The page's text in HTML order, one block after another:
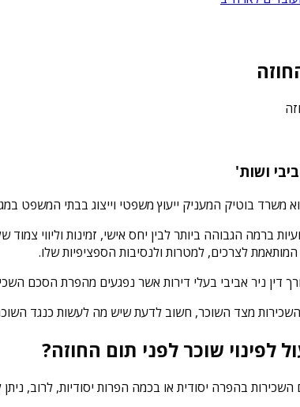
ושות'
משרד בוטיק המעניק ייעוץ משפטי וייצוג בבתי המשפט
ברמה הגבוהה ביותר לבין יחס אישי, זמינות וליווי
לצרכים, למטרות ולנסיבות הספציפיות שלו.
דין ניר אביבי בעלי דירות אשר נפגעים מהפרת הסכם
מצד השוכר, חשוב לדעת שיש מה לעשות כנגד השוכר
לפינוי שוכר לפני תום החוזה?
בהפרה יסודית או בכמה הפרות יסודיות, לרוב,